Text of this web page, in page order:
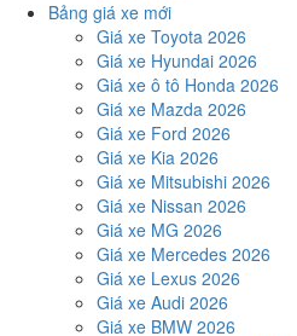
Bảng giá xe mới
Giá xe Toyota 2026
Giá xe Hyundai 2026
Giá xe ô tô Honda 2026
Giá xe Mazda 2026
Giá xe Ford 2026
Giá xe Kia 2026
Giá xe Mitsubishi 2026
Giá xe Nissan 2026
Giá xe MG 2026
Giá xe Mercedes 2026
Giá xe Lexus 2026
Giá xe Audi 2026
Giá xe BMW 2026